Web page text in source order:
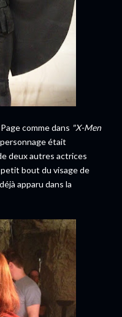
comme dans "X-Men
était
deux autres actrices
bout du visage de
apparu dans la